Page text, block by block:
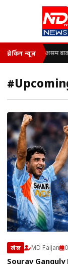
ब्रेकिंग न्यूज़ असम बाढ़
खेल MD Faijan